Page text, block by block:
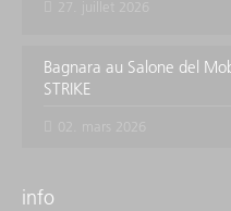
Bagnara au Salone del
STRIKE
info